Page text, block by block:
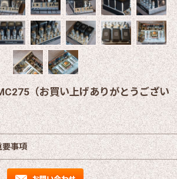
（お買い上げありがとうござい
要事項